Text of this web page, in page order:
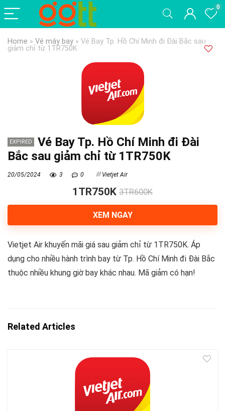
0
Home » Vé máy bay » Vé Bay Tp. Hồ Chí Minh đi Đài Bắc sau
giảm chỉ từ 1TR750K
EXPIRED
Vé Bay Tp. Hồ Chí Minh đi Đài
Bắc sau giảm chỉ từ 1TR750K
20/05/2024 3 0 Vietjet Air
1TR750K 3TR600K
XEM NGAY
Vietjet Air khuyến mãi giá sau giảm chỉ từ 1TR750K. Áp
dụng cho nhiều hành trình bay từ Tp. Hồ Chí Minh đi Đài Bắc
thuộc nhiều khung giờ bay khác nhau. Mã giảm có hạn!
Related Articles